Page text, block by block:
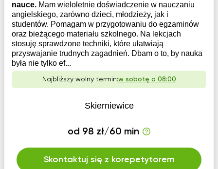
nauce. Mam wieloletnie doświadczenie w nauczaniu
angielskiego, zarówno dzieci, młodzieży, jak i
studentów. Pomagam w przygotowaniu do egzaminów
oraz bieżącego materiału szkolnego. Na lekcjach
stosuję sprawdzone techniki, które ułatwiają
przyswajanie trudnych zagadnień. Dbam o to, by nauka
była nie tylko ef...
Najbliższy wolny termin:w sobotę o 08:00
Skierniewice
od 98 zł/60 min
Skontaktuj się z korepetytorem